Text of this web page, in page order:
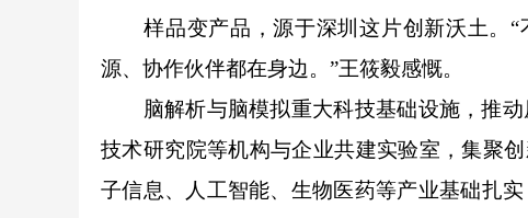
样品变产品，源于深圳这片创新沃土。“
源、协作伙伴都在身边。”王筱毅感慨。
脑解析与脑模拟重大科技基础设施，推动
技术研究院等机构与企业共建实验室，集聚
子信息、人工智能、生物医药等产业基础扎